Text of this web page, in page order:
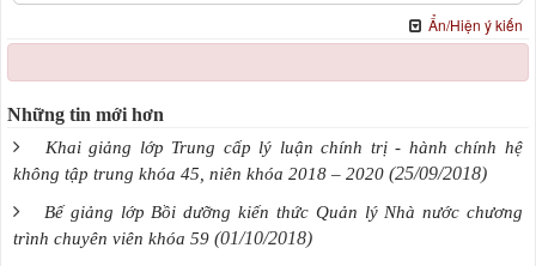
Ẩn/Hiện ý kiến
Những tin mới hơn
Khai giảng lớp Trung cấp lý luận chính trị - hành chính hệ
không tập trung khóa 45, niên khóa 2018 – 2020 (25/09/2018)
Bế giảng lớp Bồi dưỡng kiến thức Quản lý Nhà nước chương
trình chuyên viên khóa 59 (01/10/2018)